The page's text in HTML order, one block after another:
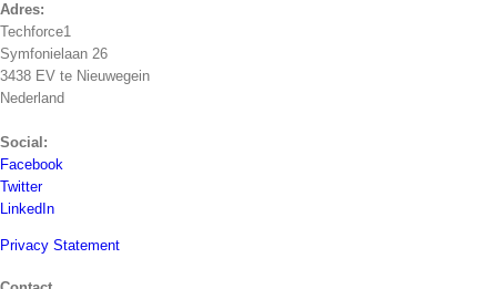
Adres:
Techforce1
Symfonielaan 26
3438 EV te Nieuwegein
Nederland
Social:
Facebook
Twitter
LinkedIn
Privacy Statement